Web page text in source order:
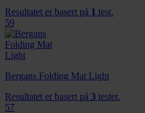
Resultatet er basert på 1 test.
59
Bergans Folding Mat Light
Resultatet er basert på 3 tester.
57